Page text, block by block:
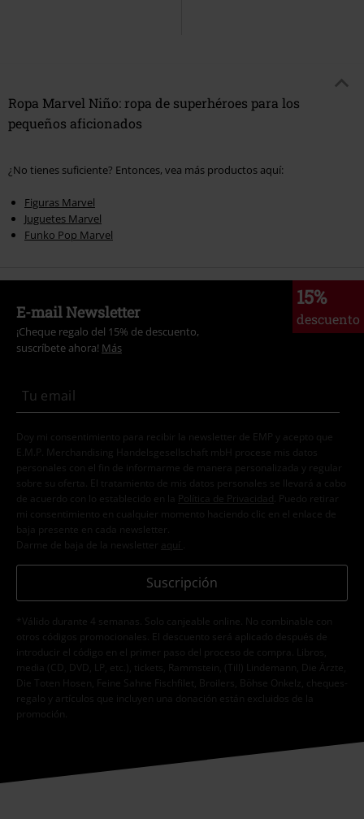
Ropa Marvel Niño: ropa de superhéroes para los
pequeños aficionados
¿No tienes suficiente? Entonces, vea más productos aquí:
Figuras Marvel
Juguetes Marvel
Funko Pop Marvel
15%
descuento
E-mail Newsletter
¡Cheque regalo del 15% de descuento,
suscríbete ahora! Más
Doy mi consentimiento para recibir la newsletter de EMP y acepto que
E.M.P. Merchandising Handelsgesellschaft mbH procese mis datos
personales con el fin de informarme de manera personalizada y regular
sobre su oferta. El tratamiento de mis datos personales se llevará a cabo
de acuerdo con lo establecido en la
Política de Privacidad . Puedo retirar
mi consentimiento en cualquier momento haciendo clic en el enlace de
baja presente en cada newsletter.
Darme de baja de la newsletter
aquí
Suscripción
*Válido durante 4 semanas. Solo canjeable online. No combinable con
otros códigos promocionales. El descuento será aplicado después de
introducir el código en el primer paso del proceso de compra. Libros,
media (CD, DVD, LP, etc.), tickets, Rammstein, (Till) Lindemann, Die Ärzte,
Die Toten Hosen, Feine Sahne Fischfilet, Broilers, Böhse Onkelz, cheques-
regalo y artículos que incluyen una donación están excluidos de la
promoción.